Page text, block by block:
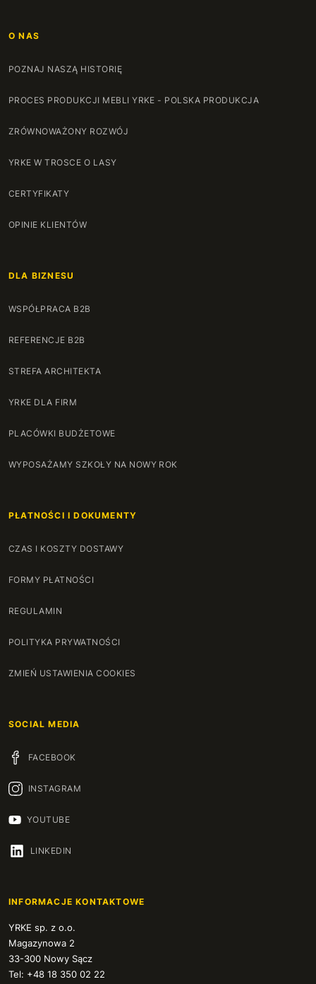
O NAS
POZNAJ NASZĄ HISTORIĘ
PROCES PRODUKCJI MEBLI YRKE - POLSKA PRODUKCJA
ZRÓWNOWAŻONY ROZWÓJ
YRKE W TROSCE O LASY
CERTYFIKATY
OPINIE KLIENTÓW
DLA BIZNESU
WSPÓŁPRACA B2B
REFERENCJE B2B
STREFA ARCHITEKTA
YRKE DLA FIRM
PLACÓWKI BUDŻETOWE
WYPOSAŻAMY SZKOŁY NA NOWY ROK
PŁATNOŚCI I DOKUMENTY
CZAS I KOSZTY DOSTAWY
FORMY PŁATNOŚCI
REGULAMIN
POLITYKA PRYWATNOŚCI
ZMIEŃ USTAWIENIA COOKIES
SOCIAL MEDIA
FACEBOOK
INSTAGRAM
YOUTUBE
LINKEDIN
INFORMACJE KONTAKTOWE
YRKE sp. z o.o.
Magazynowa 2
33-300 Nowy Sącz
Tel: +48 18 350 02 22